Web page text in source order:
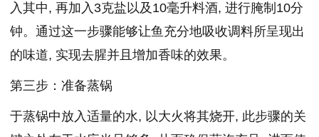
入其中, 再加入3克盐以及10毫升料酒, 进行腌制10分
钟。通过这一步骤能够让鱼充分地吸收调料所呈现出
的味道, 实现去腥并且增加香味的效果。
第三步：准备蒸锅
于蒸锅中放入适量的水, 以大火将其烧开, 此步骤的关